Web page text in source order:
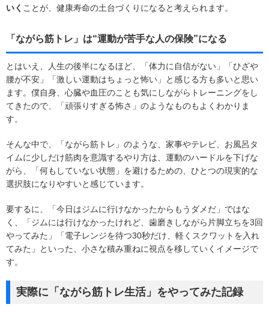
いく ことが、健康寿命の土台づくりになると考えられます。
「ながら筋トレ」は“運動が苦手な人の保険”になる
とはいえ、人生の後半になるほど、「体力に自信がない」「ひざや
腰が不安」「激しい運動はちょっと怖い」と感じる方も多いと思い
ます。僕自身、心臓や血圧のことも気にしながらトレーニングをし
てきたので、「頑張りすぎる怖さ」のようなものもよくわかりま
す。
そんな中で、「ながら筋トレ」のような、家事やテレビ、お風呂タ
イムに少しだけ筋肉を意識するやり方は、運動のハードルを下げな
がら、「何もしていない状態」を避けるための、ひとつの現実的な
選択肢になりやすいと感じています。
要するに、「今日はジムに行けなかったからもうダメだ」ではな
く、「ジムには行けなかったけれど、歯磨きしながら片脚立ちを3回
やってみた」「電子レンジを待つ30秒だけ、軽くスクワットを入れ
てみた」といった、小さな積み重ねに視点を移していくイメージで
す。
実際に「ながら筋トレ生活」をやってみた記録